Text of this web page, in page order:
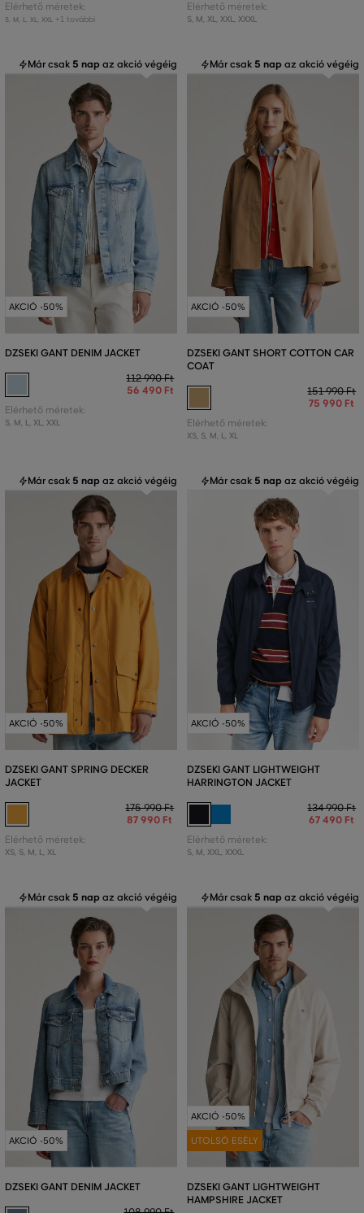
Elérhető méretek:
S, M L XL XXL +1 további
Elérhető méretek:
S, M, XL, XXL, XXXL
Már csak 5 nap az akció végéig
AKCIÓ -50%
DZSEKI GANT DENIM JACKET
112 990 Ft
56 490 Ft
Elérhető méretek:
S, M, L, XL, XXL
Már csak 5 nap az akció végéig
AKCIÓ -50%
DZSEKI GANT SHORT COTTON CAR
COAT
151 990 Ft
75 990 Ft
Elérhető méretek:
XS, S, M, L, XL
Már csak 5 nap az akció végéig
AKCIÓ -50%
DZSEKI GANT SPRING DECKER
JACKET
175 990 Ft
87 990 Ft
Elérhető méretek:
XS, S, M, L, XL
Már csak 5 nap az akció végéig
AKCIÓ -50%
DZSEKI GANT LIGHTWEIGHT
HARRINGTON JACKET
134 990 Ft
67 490 Ft
Elérhető méretek:
S, M, XXL, XXXL
Már csak 5 nap az akció végéig
AKCIÓ -50%
DZSEKI GANT DENIM JACKET
Már csak 5 nap az akció végéig
AKCIÓ -50%
UTOLSÓ ESÉLY
DZSEKI GANT LIGHTWEIGHT
HAMPSHIRE JACKET